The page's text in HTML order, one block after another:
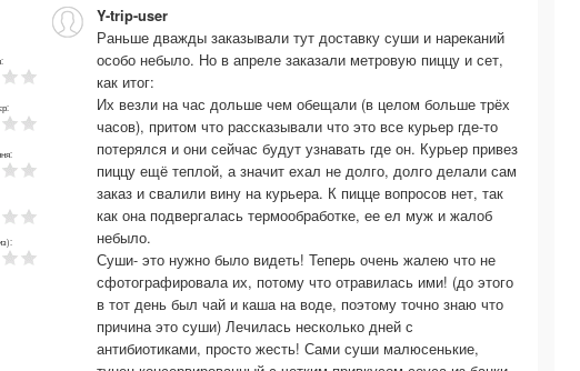
Y-trip-user
Раньше дважды заказывали тут доставку суши и нареканий
особо небыло. Но в апреле заказали метровую пиццу и сет,
как итог:
Их везли на час дольше чем обещали (в целом больше трёх
часов), притом что рассказывали что это все курьер где-то
потерялся и они сейчас будут узнавать где он. Курьер привез
пиццу ещё теплой, а значит ехал не долго, долго делали сам
заказ и свалили вину на курьера. К пицце вопросов нет, так
как она подвергалась термообработке, ее ел муж и жалоб
небыло.
Суши- это нужно было видеть! Теперь очень жалею что не
сфотографировала их, потому что отравилась ими! (до этого
в тот день был чай и каша на воде, поэтому точно знаю что
причина это суши) Лечилась несколько дней с
антибиотиками, просто жесть! Сами суши малюсенькие,